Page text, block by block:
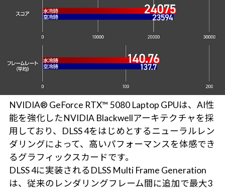
NVIDIA® GeForce RTX™ 5080 Laptop GPUは、AI性
能を強化したNVIDIA Blackwellアーキテクチャを採
用しており、DLSS 4をはじめとするニューラルレン
ダリングによって、高いパフォーマンスを体感でき
るグラフィックスカードです。
DLSS 4に実装されるDLSS Multi Frame Generation
は、従来のレンダリングフレーム間に追加で最大3